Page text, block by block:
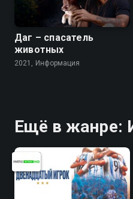
Даг – спасатель
животных
2021, Информация
Ещё в жанре: